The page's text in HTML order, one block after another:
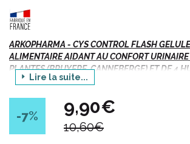
ARKOPHARMA - CYS CONTROL FLASH
ALIMENTAIRE AIDANT AU CONFORT URINAIRE
PLANTES (BRUYERE, CANNEBERGE) ET DE 4
ESSENTIELLES (SARRIETTE DES MONTAGNES,
Indications :
Lire la suite...
-7% 9,90€
10,60€